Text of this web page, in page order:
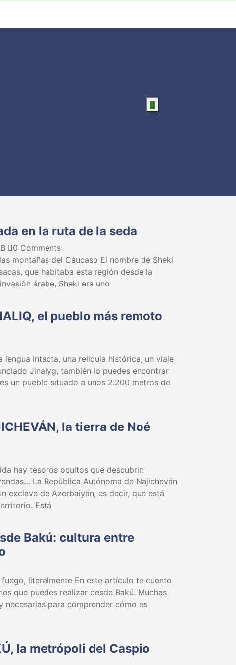
en la ruta de la seda
0 Comments
montañas del Cáucaso El nombre de Sheki
que habitaba esta región desde la
árabe, Sheki era uno
el pueblo más remoto
lengua intacta, una reliquia histórica, un viaje
Jinalyg, también lo puedes encontrar
un pueblo situado a unos 2.200 metros de
la tierra de Noé
hay tesoros ocultos que descubrir:
La República Autónoma de Najicheván
exclave de Azerbaiyán, es decir, que está
Está
Bakú: cultura entre
literalmente En este artículo te cuento
que puedes realizar desde Bakú. Muchas
necesarias para comprender cómo es
la metrópoli del Caspio